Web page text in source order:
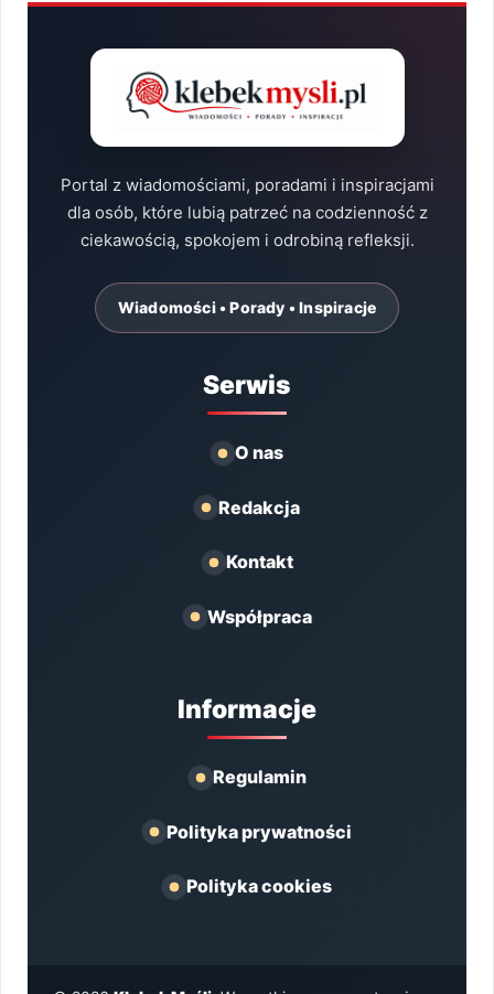
Portal z wiadomościami, poradami i inspiracjami
dla osób, które lubią patrzeć na codzienność z
ciekawością, spokojem i odrobiną refleksji.
Wiadomości • Porady • Inspiracje
Serwis
O nas
Redakcja
Kontakt
Współpraca
Informacje
Regulamin
Polityka prywatności
Polityka cookies